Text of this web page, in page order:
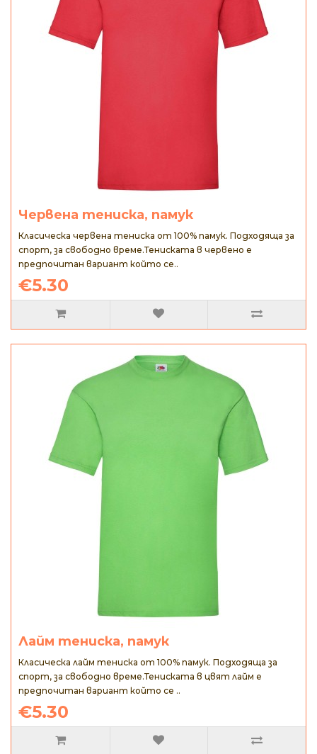
Червена тениска, памук
Класическа червена тениска от 100% памук. Подходяща за
спорт, за свободно време.Тениската в червено е
предпочитан вариант който се..
€5.30
Лайм тениска, памук
Класическа лайм тениска от 100% памук. Подходяща за
спорт, за свободно време.Тениската в цвят лайм е
предпочитан вариант който се ..
€5.30